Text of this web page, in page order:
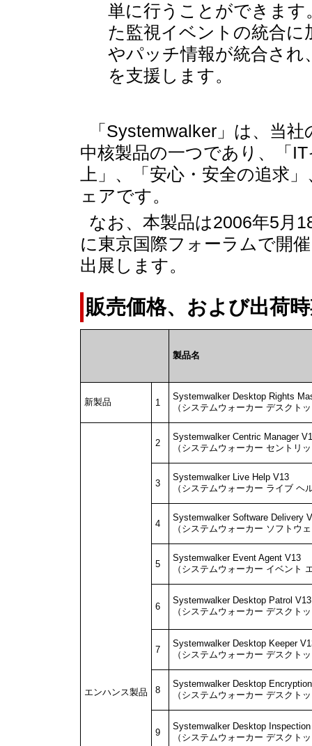
単に行うことができま
た監視イベントの統合に
やパッチ情報が統合され
を支援します。
「Systemwalker」は、当
中核製品の一つであり、「
上」、「安心・安全の追求
ェアです。
なお、本製品は2006年5月
に東京国際フォーラムで開
出展します。
販売価格、および出荷
製品名
新製品 1
Systemwalker Desktop Rights
（システムウォーカー デスクト
エンハンス製品
2
Systemwalker Centric Manager
（システムウォーカー セントリ
3
Systemwalker Live Help V13
（システムウォーカー ライブ ヘ
4
Systemwalker Software Delivery
（システムウォーカー ソフトウ
5
Systemwalker Event Agent V13
（システムウォーカー イベント
6
Systemwalker Desktop Patrol V13
（システムウォーカー デスクト
7
Systemwalker Desktop Keeper
（システムウォーカー デスクト
8
Systemwalker Desktop
（システムウォーカー デスクト
9
Systemwalker Desktop
（システムウォーカー デスクト